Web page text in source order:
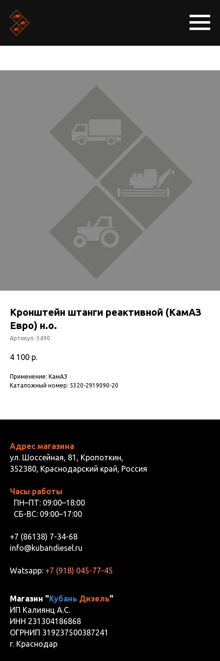
Кронштейн штанги реактивной (КамАЗ
Евро) н.о.
Артикул: 3490
4 100 р.
Применение: КамАЗ
Каталожный номер: 5320-2919090-20
Адрес магазина
ул. Шоссейная, 81, Кропоткин,
352380, Краснодарский край, Россия
Часы работы
ПН–ПТ: 09:00–18:00
СБ-ВС: 09:00–17:00
+7 (86138) 7-34-68
info@kubandiesel.ru
Watsapp: +7 (918) 045-77-45
Магазин "Кубань Дизель"
ИП Калиянц А.С.
ИНН 231304186868
ОГРНИП 319237500387241
г. Краснодар